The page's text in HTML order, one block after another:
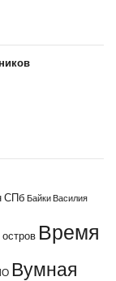
СПб Байки Василия
Время
Вумная